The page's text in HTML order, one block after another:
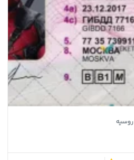
فونت تايپوگرافي و لوگوتايپ
محبوب فونت فارسي
لوگو تايپ رايگان فونت لوگوتايپ
فونت لوگوتايپ محبوب فونت محبوب
فونت هاي لوگوتايپ
روسیه